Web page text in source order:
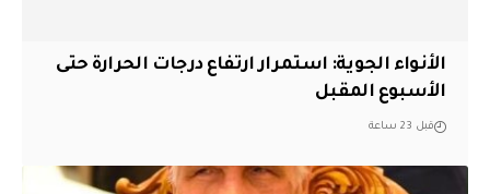
الأنواء الجوية: استمرار ارتفاع درجات الحرارة حتى
الأسبوع المقبل
قبل 23 ساعة